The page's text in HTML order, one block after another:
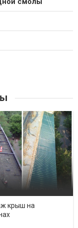
крыш на